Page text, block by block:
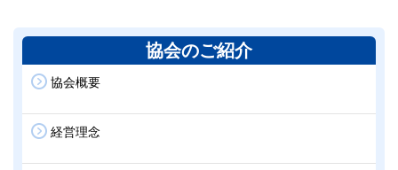
協会のご紹介
協会概要
経営理念